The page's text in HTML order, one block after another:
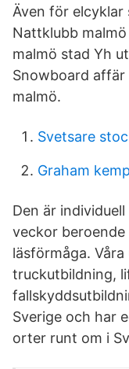
Även för elcyklar
Nattklubb
malmö stad Yh
Snowboard affär
malmö.
Svetsare
Graham
Den är
veckor
läsförmåga.
truckutbildning,
Sverige och har
orter runt om i